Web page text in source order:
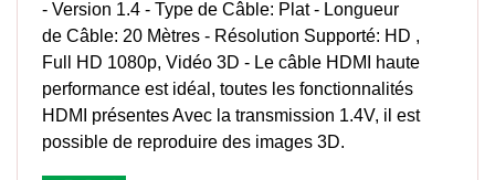
- Version 1.4 - Type de Câble: Plat - Longueur
de Câble: 20 Mètres - Résolution Supporté: HD ,
Full HD 1080p, Vidéo 3D - Le câble HDMI haute
performance est idéal, toutes les fonctionnalités
HDMI présentes Avec la transmission 1.4V, il est
possible de reproduire des images 3D.